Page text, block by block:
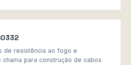
de resistência ao fogo e
chama para construção de cabos